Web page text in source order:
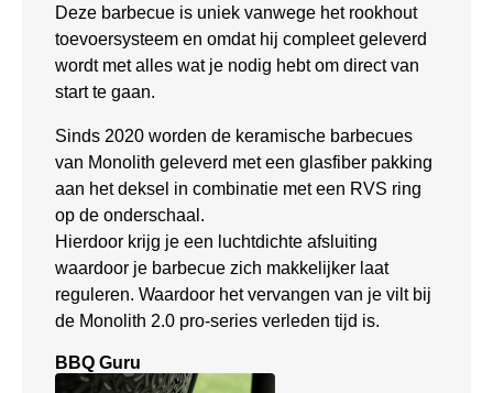
Deze barbecue is uniek vanwege het rookhout
toevoersysteem en omdat hij compleet geleverd
wordt met alles wat je nodig hebt om direct van
start te gaan.
Sinds 2020 worden de keramische barbecues
van Monolith geleverd met een glasfiber pakking
aan het deksel in combinatie met een RVS ring
op de onderschaal.
Hierdoor krijg je een luchtdichte afsluiting
waardoor je barbecue zich makkelijker laat
reguleren. Waardoor het vervangen van je vilt bij
de Monolith 2.0 pro-series verleden tijd is.
BBQ Guru